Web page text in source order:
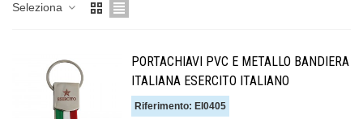
Seleziona
PORTACHIAVI PVC E METALLO BANDIERA
ITALIANA ESERCITO ITALIANO
Riferimento: EI0405